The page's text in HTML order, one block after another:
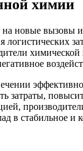
химии
новые вызовы
затраты,
и